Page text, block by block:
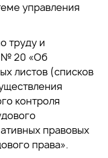
управления
труду и
№ 20 «Об
листов (списков
контроля
правовых
права».